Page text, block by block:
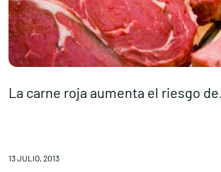
La carne roja aumenta el riesgo
13 JULIO, 2013